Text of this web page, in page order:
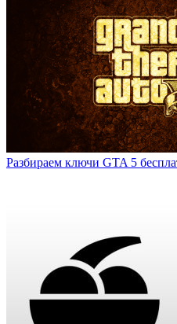
Разбираем ключи GTA 5